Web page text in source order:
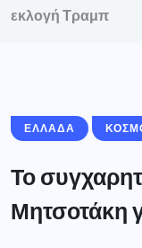
εκλογή Τραμπ
ΕΛΛΑΔΑ
Το
Μητσοτάκη